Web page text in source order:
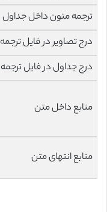
ترجمه متون داخل جداول
درج تصاویر در فایل ترجمه
درج جداول در فایل ترجمه
منابع داخل متن
منابع انتهای متن